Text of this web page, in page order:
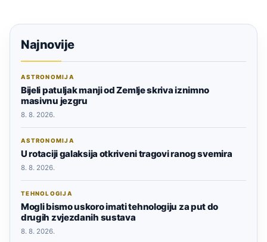
Najnovije
ASTRONOMIJA
Bijeli patuljak manji od Zemlje skriva iznimno
masivnu jezgru
8. 8. 2026.
ASTRONOMIJA
U rotaciji galaksija otkriveni tragovi ranog svemira
8. 8. 2026.
TEHNOLOGIJA
Mogli bismo uskoro imati tehnologiju za put do
drugih zvjezdanih sustava
8. 8. 2026.